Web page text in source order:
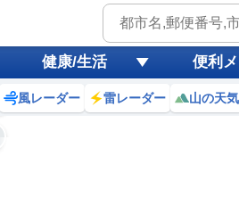
健康/生活 便利
風レーダー 雷レーダー 山の天気